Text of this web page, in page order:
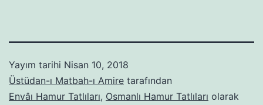
Yayım tarihi Nisan 10, 2018
Üstüdan-ı Matbah-ı Amire tarafından
Envâı Hamur Tatlıları, Osmanlı Hamur Tatlıları olarak